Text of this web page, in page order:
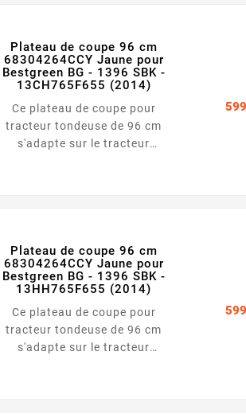
Plateau de coupe 96 cm
68304264CCY Jaune pour
Bestgreen BG - 1396 SBK -
13CH765F655 (2014)
Ce plateau de coupe pour
tracteur tondeuse de 96 cm
s'adapte sur le tracteur
Plateau de coupe 96 cm
68304264CCY Jaune pour
Bestgreen BG - 1396 SBK -
13HH765F655 (2014)
Ce plateau de coupe pour
tracteur tondeuse de 96 cm
s'adapte sur le tracteur